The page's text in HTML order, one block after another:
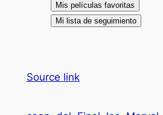
Mis películas favoritas
Mi lista de seguimiento
Source link